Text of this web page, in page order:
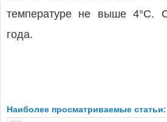
температуре не выше 4°С.
года.
Наиболее просматриваемые статьи: